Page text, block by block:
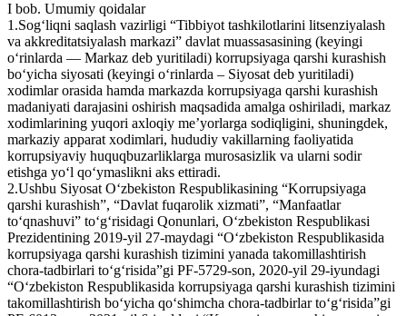
I bob. Umumiy qoidalar
1.Sog‘liqni saqlash vazirligi “Tibbiyot tashkilotlarini litsenziyalash
va akkreditatsiyalash markazi” davlat muassasasining (keyingi
o‘rinlarda — Markaz deb yuritiladi) korrupsiyaga qarshi kurashish
bo‘yicha siyosati (keyingi o‘rinlarda – Siyosat deb yuritiladi)
xodimlar orasida hamda markazda korrupsiyaga qarshi kurashish
madaniyati darajasini oshirish maqsadida amalga oshiriladi, markaz
xodimlarining yuqori axloqiy me’yorlarga sodiqligini, shuningdek,
markaziy apparat xodimlari, hududiy vakillarning faoliyatida
korrupsiyaviy huquqbuzarliklarga murosasizlik va ularni sodir
etishga yo‘l qo‘ymaslikni aks ettiradi.
2.Ushbu Siyosat O‘zbekiston Respublikasining “Korrupsiyaga
qarshi kurashish”, “Davlat fuqarolik xizmati”, “Manfaatlar
to‘qnashuvi” to‘g‘risidagi Qonunlari, O‘zbekiston Respublikasi
Prezidentining 2019-yil 27-maydagi “O‘zbekiston Respublikasida
korrupsiyaga qarshi kurashish tizimini yanada takomillashtirish
chora-tadbirlari to‘g‘risida”gi PF-5729-son, 2020-yil 29-iyundagi
“O‘zbekiston Respublikasida korrupsiyaga qarshi kurashish tizimini
takomillashtirish bo‘yicha qo‘shimcha chora-tadbirlar to‘g‘risida”gi